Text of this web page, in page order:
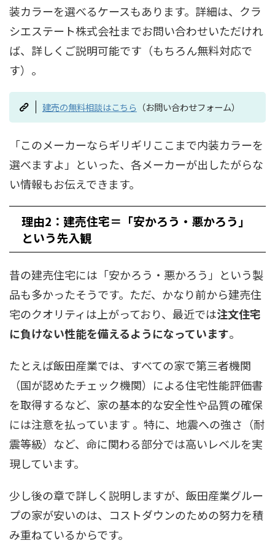
装カラーを選べるケースもあります。詳細は、クラ
シエステート株式会社までお問い合わせいただけれ
ば、詳しくご説明可能です（もちろん無料対応で
す）。
建売の無料相談はこちら （お問い合わせフォーム）
「このメーカーならギリギリここまで内装カラーを
選べますよ」といった、各メーカーが出したがらな
い情報もお伝えできます。
理由2：建売住宅＝「安かろう・悪かろう」
という先入観
昔の建売住宅には「安かろう・悪かろう」という製
品も多かったそうです。ただ、かなり前から建売住
宅のクオリティは上がっており、最近では注文住宅
に負けない性能を備えるようになっています。
たとえば飯田産業では、すべての家で第三者機関
（国が認めたチェック機関）による住宅性能評価書
を取得するなど、家の基本的な安全性や品質の確保
には注意を払っています 。特に、地震への強さ（耐
震等級）など、命に関わる部分では高いレベルを実
現しています。
少し後の章で詳しく説明しますが、飯田産業グルー
プの家が安いのは、コストダウンのための努力を積
み重ねているからです。